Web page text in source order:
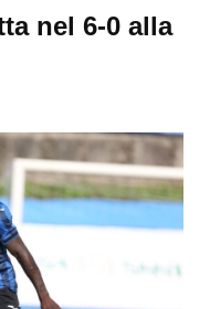
nel 6-0 alla